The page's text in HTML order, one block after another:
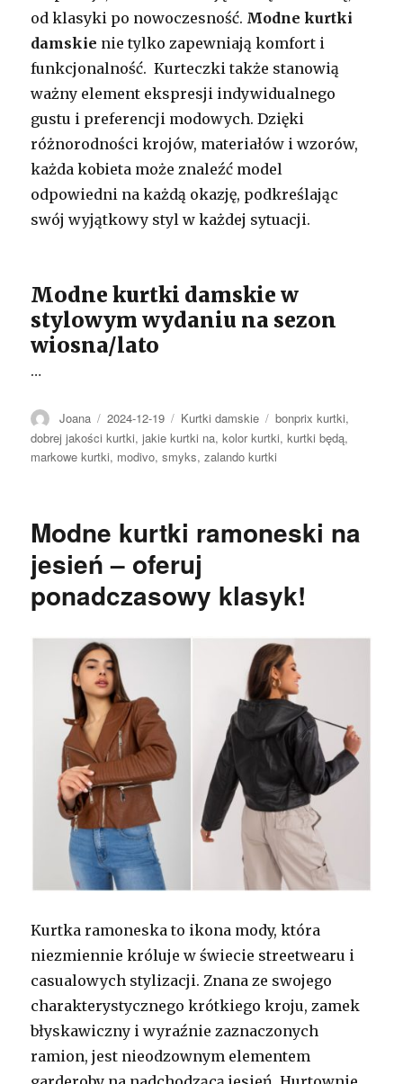
od klasyki po nowoczesność. Modne kurtki
damskie nie tylko zapewniają komfort i
funkcjonalność. Kurteczki także stanowią
ważny element ekspresji indywidualnego
gustu i preferencji modowych. Dzięki
różnorodności krojów, materiałów i wzorów,
każda kobieta może znaleźć model
odpowiedni na każdą okazję, podkreślając
swój wyjątkowy styl w każdej sytuacji.
Modne kurtki damskie w
stylowym wydaniu na sezon
wiosna/lato
…
Autor
Joana Opublikowano
2024-12-19 Kategorie
Kurtki damskie Tagi
bonprix kurtki,
dobrej jakości kurtki,jakie kurtki na,kolor kurtki,kurtki będą,
markowe kurtki, modivo,smyks,zalando kurtki
Modne kurtki ramoneski na
jesień – oferuj
ponadczasowy klasyk!
Kurtka ramoneska to ikona mody, która
niezmiennie króluje w świecie streetwearu i
casualowych stylizacji. Znana ze swojego
charakterystycznego krótkiego kroju, zamek
błyskawiczny i wyraźnie zaznaczonych
ramion, jest nieodzownym elementem